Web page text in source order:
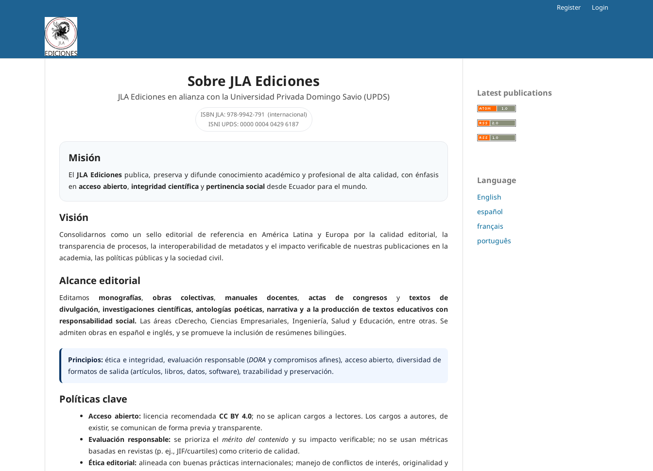
Register Login
Sobre JLA Ediciones
JLA Ediciones en alianza con la Universidad Privada Domingo Savio (UPDS)
ISBN JLA: 978-9942-791 (internacional)
ISNI UPDS: 0000 0004 0429 6187
Misión
El JLA Ediciones publica, preserva y difunde conocimiento académico y profesional de alta calidad, con énfasis
en acceso abierto, integridad científica y pertinencia social desde Ecuador para el mundo.
Visión
Consolidarnos como un sello editorial de referencia en América Latina y Europa por la calidad editorial, la
transparencia de procesos, la interoperabilidad de metadatos y el impacto verificable de nuestras publicaciones en la
academia, las políticas públicas y la sociedad civil.
Alcance editorial
Editamos monografías, obras colectivas, manuales docentes, actas de congresos y textos de
divulgación, investigaciones científicas, antologías poéticas, narrativa y a la producción de textos educativos con
responsabilidad social. Las áreas cDerecho, Ciencias Empresariales, Ingeniería, Salud y Educación, entre otras. Se
admiten obras en español e inglés, y se promueve la inclusión de resúmenes bilingües.
Principios: ética e integridad, evaluación responsable (DORA y compromisos afines), acceso abierto, diversidad de
formatos de salida (artículos, libros, datos, software), trazabilidad y preservación.
Políticas clave
Acceso abierto:licencia recomendada CC BY 4.0; no se aplican cargos a lectores. Los cargos a autores, de
existir, se comunican de forma previa y transparente.
Evaluación responsable:se prioriza elmérito del contenido y su impacto verificable; no se usan métricas
basadas en revistas (p. ej., JIF/cuartiles) como criterio de calidad.
Ética editorial: alineada con buenas prácticas internacionales; manejo de conflictos de interés, originalidad y
Latest publications
Language
English
español
français
português